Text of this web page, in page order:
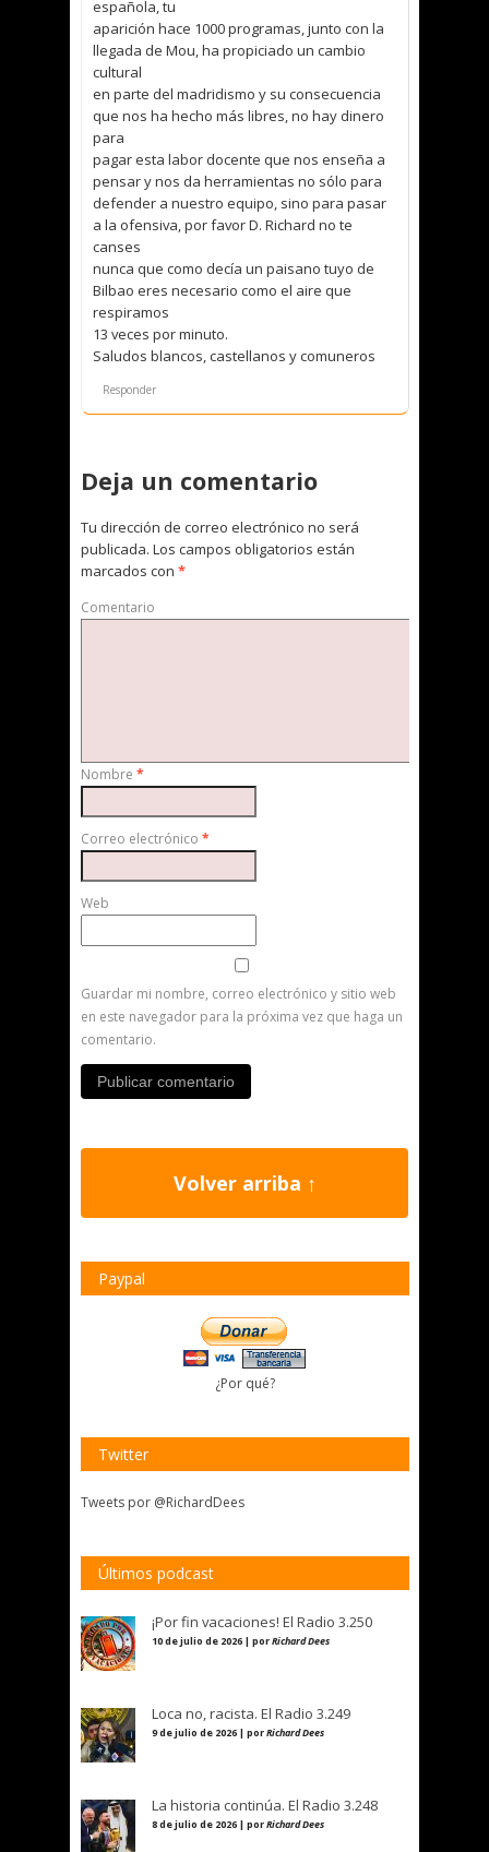
española, tu
aparición hace 1000 programas, junto con la
llegada de Mou, ha propiciado un cambio
cultural
en parte del madridismo y su consecuencia
que nos ha hecho más libres, no hay dinero
para
pagar esta labor docente que nos enseña a
pensar y nos da herramientas no sólo para
defender a nuestro equipo, sino para pasar
a la ofensiva, por favor D. Richard no te
canses
nunca que como decía un paisano tuyo de
Bilbao eres necesario como el aire que
respiramos
13 veces por minuto.
Saludos blancos, castellanos y comuneros
Responder
Deja un comentario
Tu dirección de correo electrónico no será
publicada. Los campos obligatorios están
marcados con *
Comentario
Nombre *
Correo electrónico *
Web
Guardar mi nombre, correo electrónico y sitio web
en este navegador para la próxima vez que haga un
comentario.
Volver arriba ↑
Paypal
¿Por qué?
Twitter
Tweets por @RichardDees
Últimos podcast
¡Por fin vacaciones! El Radio 3.250
10 de julio de 2026 | porRichard Dees
Loca no, racista. El Radio 3.249
9 de julio de 2026 | porRichard Dees
La historia continúa. El Radio 3.248
8 de julio de 2026 | porRichard Dees